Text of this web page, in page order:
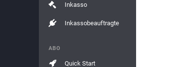
Inkasso
Inkassobeauftragte
ABO
Quick Start